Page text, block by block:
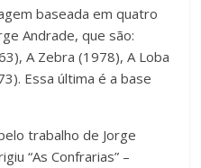
baseada em quatro
Andrade, que são:
A Zebra (1978), A Loba
Essa última é a base
trabalho de Jorge
“As Confrarias” –